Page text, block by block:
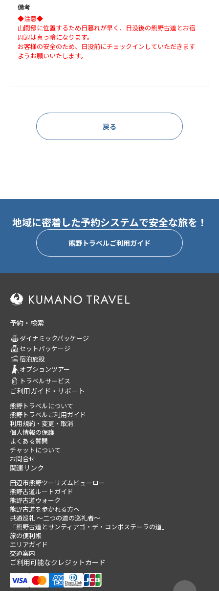
備考
◆注意◆
山間部に位置するため日暮れが早く、日没後の熊野古道とお宿
周辺は真っ暗になります。
お客様の安全のため、日没前にチェックインしていただきます
ようお願いいたします。
戻る
地域に密着した予約システムで安全な旅を！
熊野トラベルご利用ガイド
予約・検索
ダイナミックパッケージ
セットパッケージ
宿泊施設
オプションツアー
トラベルサービス
ご利用ガイド・サポート
熊野トラベルについて
熊野トラベルご利用ガイド
利用規約・変更・取消
個人情報の保護
よくある質問
チャットについて
お問合せ
関連リンク
田辺市熊野ツーリズムビューロー
熊野古道ルートガイド
熊野古道ウォーク
熊野古道を歩かれる方へ
共通巡礼 ～二つの道の巡礼者～
「熊野古道とサンティアゴ・デ・コンポステーラの道」
旅の便利帳
エリアガイド
交通案内
ご利用可能なクレジットカード